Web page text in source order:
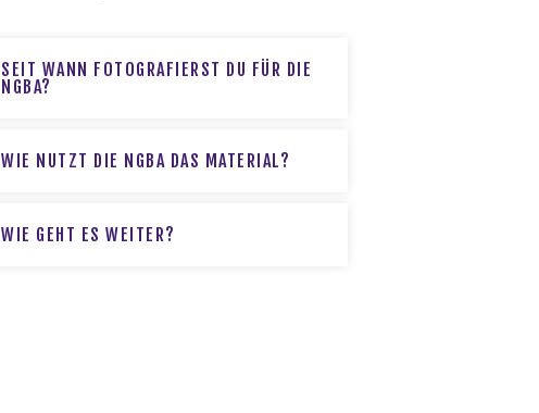
SEIT WANN FOTOGRAFIERST DU FÜR DIE
NGBA?
WIE NUTZT DIE NGBA DAS MATERIAL?
WIE GEHT ES WEITER?